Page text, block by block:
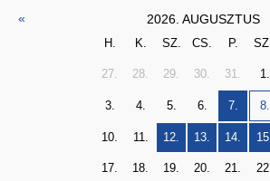
« 2026. AUGUSZTUS
H. K. SZ. CS. P. SZ..
27. 28. 29. 30. 31. 1.
3. 4. 5. 6. 7. 8.
10. 11. 12. 13. 14. 15.
17. 18. 19. 20. 21. 22.